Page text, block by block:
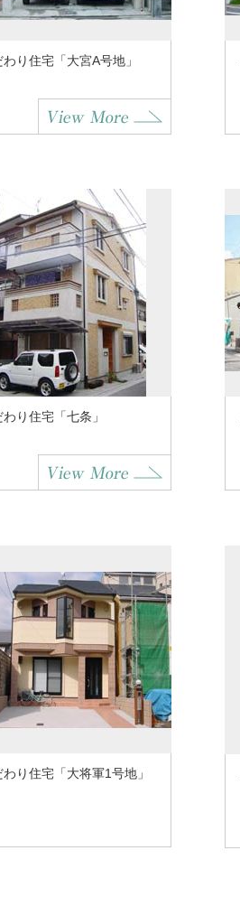
わり住宅「大宮A号地」
わり住宅「七条」
わり住宅「大将軍1号地」